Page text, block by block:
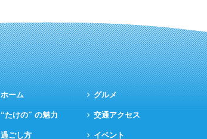
ホーム
“たけの” の魅力
過ごし方
グルメ
交通アクセス
イベント